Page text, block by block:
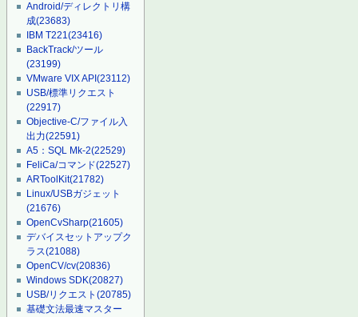
Android/ディレクトリ構
成(23683)
IBM T221(23416)
BackTrack/ツール
(23199)
VMware VIX API(23112)
USB/標準リクエスト
(22917)
Objective-C/ファイル入
出力(22591)
A5：SQL Mk-2(22529)
FeliCa/コマンド(22527)
ARToolKit(21782)
Linux/USBガジェット
(21676)
OpenCvSharp(21605)
デバイスセットアップク
ラス(21088)
OpenCV/cv(20836)
Windows SDK(20827)
USB/リクエスト(20785)
基礎文法最速マスター